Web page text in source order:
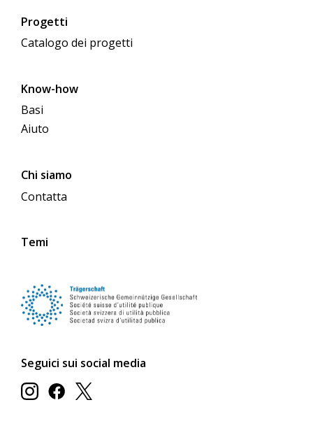
Progetti
Catalogo dei progetti
Know-how
Basi
Aiuto
Chi siamo
Contatta
Temi
Seguici sui social media